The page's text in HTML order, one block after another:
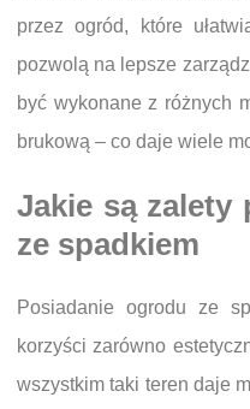
przez ogród, które
pozwolą na lepsze
być wykonane z różnych
brukową – co daje wiele
Jakie są zalety
ze spadkiem
Posiadanie ogrodu ze
korzyści zarówno
wszystkim taki teren daje